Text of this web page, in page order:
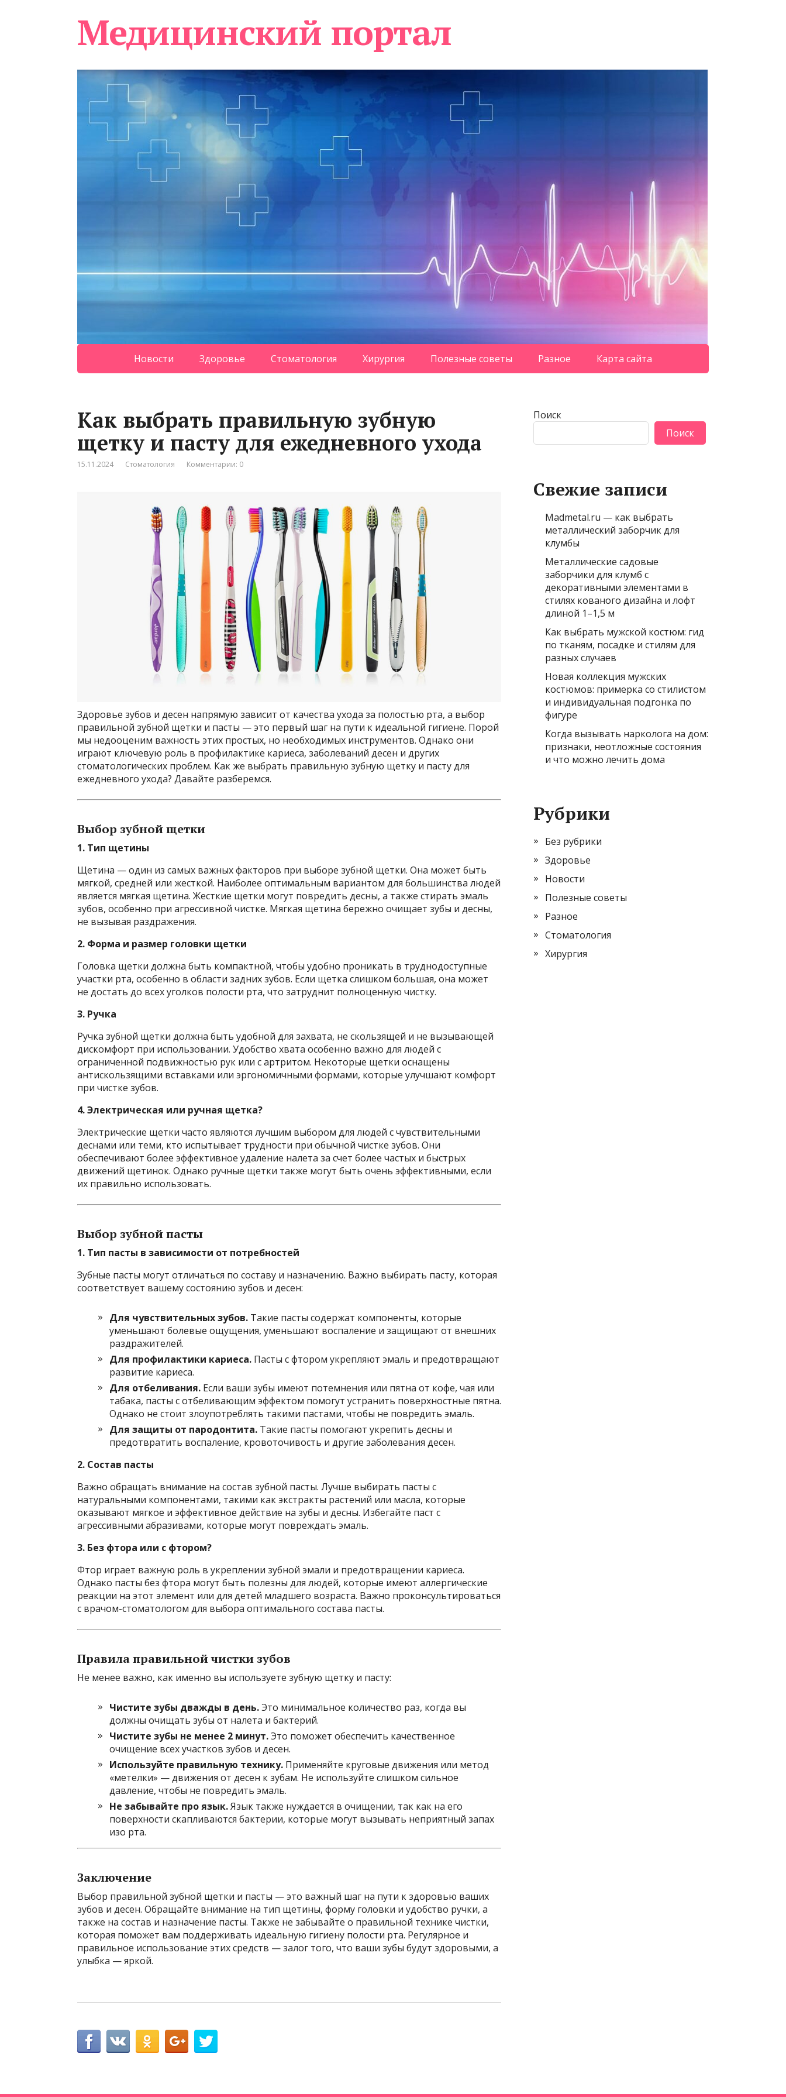
Медицинский портал
Новости Здоровье Стоматология Хирургия Полезные советы Разное Карта сайта
Как выбрать правильную зубную
щетку и пасту для ежедневного ухода
15.11.2024 Стоматология Комментарии: 0
Здоровье зубов и десен напрямую зависит от качества ухода за полостью рта, а выбор
правильной зубной щетки и пасты — это первый шаг на пути к идеальной гигиене. Порой
мы недооценим важность этих простых, но необходимых инструментов. Однако они
играют ключевую роль в профилактике кариеса, заболеваний десен и других
стоматологических проблем. Как же выбрать правильную зубную щетку и пасту для
ежедневного ухода? Давайте разберемся.
Выбор зубной щетки
1. Тип щетины
Щетина — один из самых важных факторов при выборе зубной щетки. Она может быть
мягкой, средней или жесткой. Наиболее оптимальным вариантом для большинства людей
является мягкая щетина. Жесткие щетки могут повредить десны, а также стирать эмаль
зубов, особенно при агрессивной чистке. Мягкая щетина бережно очищает зубы и десны,
не вызывая раздражения.
2. Форма и размер головки щетки
Головка щетки должна быть компактной, чтобы удобно проникать в труднодоступные
участки рта, особенно в области задних зубов. Если щетка слишком большая, она может
не достать до всех уголков полости рта, что затруднит полноценную чистку.
3. Ручка
Ручка зубной щетки должна быть удобной для захвата, не скользящей и не вызывающей
дискомфорт при использовании. Удобство хвата особенно важно для людей с
ограниченной подвижностью рук или с артритом. Некоторые щетки оснащены
антискользящими вставками или эргономичными формами, которые улучшают комфорт
при чистке зубов.
4. Электрическая или ручная щетка?
Электрические щетки часто являются лучшим выбором для людей с чувствительными
деснами или теми, кто испытывает трудности при обычной чистке зубов. Они
обеспечивают более эффективное удаление налета за счет более частых и быстрых
движений щетинок. Однако ручные щетки также могут быть очень эффективными, если
их правильно использовать.
Выбор зубной пасты
1. Тип пасты в зависимости от потребностей
Зубные пасты могут отличаться по составу и назначению. Важно выбирать пасту, которая
соответствует вашему состоянию зубов и десен:
Для чувствительных зубов. Такие пасты содержат компоненты, которые
уменьшают болевые ощущения, уменьшают воспаление и защищают от внешних
раздражителей.
Для профилактики кариеса. Пасты с фтором укрепляют эмаль и предотвращают
развитие кариеса.
Для отбеливания. Если ваши зубы имеют потемнения или пятна от кофе, чая или
табака, пасты с отбеливающим эффектом помогут устранить поверхностные пятна.
Однако не стоит злоупотреблять такими пастами, чтобы не повредить эмаль.
Для защиты от пародонтита. Такие пасты помогают укрепить десны и
предотвратить воспаление, кровоточивость и другие заболевания десен.
2. Состав пасты
Важно обращать внимание на состав зубной пасты. Лучше выбирать пасты с
натуральными компонентами, такими как экстракты растений или масла, которые
оказывают мягкое и эффективное действие на зубы и десны. Избегайте паст с
агрессивными абразивами, которые могут повреждать эмаль.
3. Без фтора или с фтором?
Фтор играет важную роль в укреплении зубной эмали и предотвращении кариеса.
Однако пасты без фтора могут быть полезны для людей, которые имеют аллергические
реакции на этот элемент или для детей младшего возраста. Важно проконсультироваться
с врачом-стоматологом для выбора оптимального состава пасты.
Правила правильной чистки зубов
Не менее важно, как именно вы используете зубную щетку и пасту:
Чистите зубы дважды в день.Это минимальное количество раз, когда вы
должны очищать зубы от налета и бактерий.
Чистите зубы не менее 2 минут.Это поможет обеспечить качественное
очищение всех участков зубов и десен.
Используйте правильную технику. Применяйте круговые движения или метод
«метелки» — движения от десен к зубам. Не используйте слишком сильное
давление, чтобы не повредить эмаль.
Не забывайте про язык.Язык также нуждается в очищении, так как на его
поверхности скапливаются бактерии, которые могут вызывать неприятный запах
изо рта.
Заключение
Выбор правильной зубной щетки и пасты — это важный шаг на пути к здоровью ваших
зубов и десен. Обращайте внимание на тип щетины, форму головки и удобство ручки, а
также на состав и назначение пасты. Также не забывайте о правильной технике чистки,
которая поможет вам поддерживать идеальную гигиену полости рта. Регулярное и
правильное использование этих средств — залог того, что ваши зубы будут здоровыми, а
улыбка — яркой.
Поиск
Поиск
Свежие записи
Madmetal.ru — как выбрать
металлический заборчик для
клумбы
Металлические садовые
заборчики для клумб с
декоративными элементами в
стилях кованого дизайна и лофт
длиной 1–1,5 м
Как выбрать мужской костюм: гид
по тканям, посадке и стилям для
разных случаев
Новая коллекция мужских
костюмов: примерка со стилистом
и индивидуальная подгонка по
фигуре
Когда вызывать нарколога на дом:
признаки, неотложные состояния
и что можно лечить дома
Рубрики
Без рубрики
Здоровье
Новости
Полезные советы
Разное
Стоматология
Хирургия